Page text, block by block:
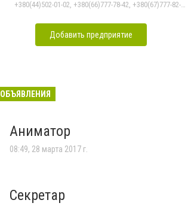
Добавить предприятие
ОБЪЯВЛЕНИЯ
Аниматор
08:49, 28 марта 2017 г.
Секретар